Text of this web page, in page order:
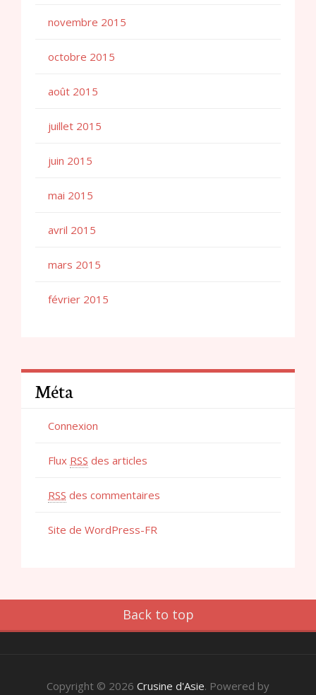
novembre 2015
octobre 2015
août 2015
juillet 2015
juin 2015
mai 2015
avril 2015
mars 2015
février 2015
Méta
Connexion
Flux RSS des articles
RSS des commentaires
Site de WordPress-FR
Back to top
Copyright © 2026 Crusine d'Asie. Powered by